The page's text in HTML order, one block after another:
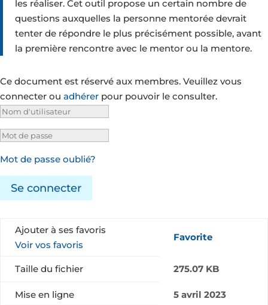
les réaliser. Cet outil propose un certain nombre de
questions auxquelles la personne mentorée devrait
tenter de répondre le plus précisément possible, avant
la première rencontre avec le mentor ou la mentore.
Ce document est réservé aux membres. Veuillez vous
connecter ou adhérer pour pouvoir le consulter.
Mot de passe oublié?
Se connecter
Ajouter à ses favoris
Voir vos favoris
Favorite
Taille du fichier 275.07 KB
Mise en ligne 5 avril 2023